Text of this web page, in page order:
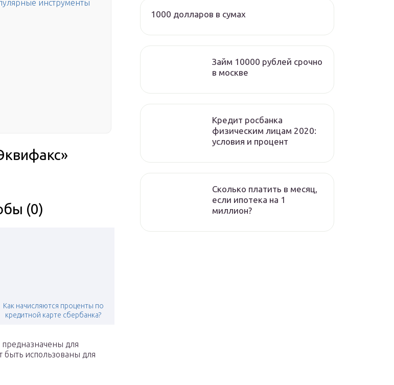
инструменты
(0)
Как начисляются проценты по
кредитной карте сбербанка?
для
быть использованы для
1000 долларов в сумах
Займ 10000 рублей срочно
в москве
Кредит росбанка
физическим лицам 2020:
условия и процент
Сколько платить в месяц,
если ипотека на 1
миллион?